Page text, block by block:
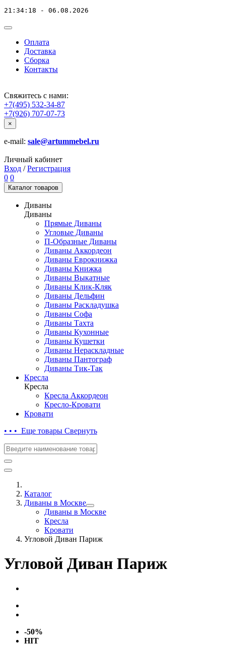
21:34:18 - 06.08.2026
Оплата
Доставка
Сборка
Контакты
Свяжитесь с нами:
+7(495) 532-34-87
+7(926) 707-07-73
×
e-mail: sale@artummebel.ru
Личный кабинет
Вход / Регистрация
0 0
Каталог товаров
Диваны
Диваны
Прямые Диваны
Угловые Диваны
П-Образные Диваны
Диваны Аккордеон
Диваны Еврокнижка
Диваны Книжка
Диваны Выкатные
Диваны Клик-Кляк
Диваны Дельфин
Диваны Раскладушка
Диваны Софа
Диваны Тахта
Диваны Кухонные
Диваны Кушетки
Диваны Нераскладные
Диваны Пантограф
Диваны Тик-Так
Кресла
Кресла
Кресла Аккордеон
Кресло-Кровати
Кровати
• • • Еще товары Свернуть
Каталог
Диваны в Москве
Диваны в Москве
Кресла
Кровати
Угловой Диван Париж
Угловой Диван Париж
-50%
HIT